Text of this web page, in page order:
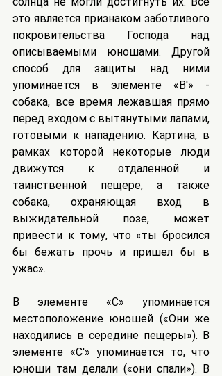
это является признаком заботливого
покровительства Господа над
описываемыми юношами. Другой
способ для защиты над ними
упоминается в элементе «B'» -
собака, все время лежавшая прямо
перед входом с вытянутыми лапами,
готовыми к нападению. Картина, в
рамках которой некоторые люди
движутся к отдаленной и
таинственной пещере, а также
собака, охраняющая вход в
выжидательной позе, может
привести к тому, что «ты бросился
бы бежать прочь и пришел бы в
ужас».
В элементе «С» упоминается
местоположение юношей («Они же
находились в середине пещеры»). В
элементе «C'» упоминается то, что
юноши там делали («они спали»). В